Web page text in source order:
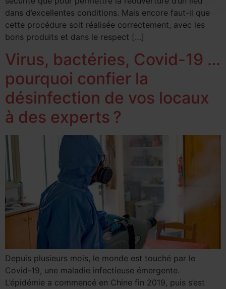
dans d’excellentes conditions. Mais encore faut-il que
cette procédure soit réalisée correctement, avec les
bons produits et dans le respect […]
Virus, bactéries, Covid-19 …
pourquoi confier la
désinfection de vos locaux
à des experts ?
Depuis plusieurs mois, le monde est touché par le
Covid-19, une maladie infectieuse émergente.
L’épidémie a commencé en Chine fin 2019, puis s’est